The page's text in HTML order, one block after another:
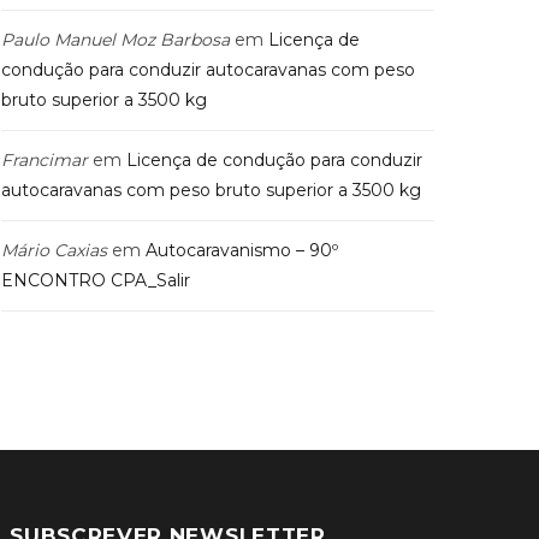
Paulo Manuel Moz Barbosaem Licença de
condução para conduzir autocaravanas com peso
bruto superior a 3500 kg
Francimarem Licença de condução para conduzir
autocaravanas com peso bruto superior a 3500 kg
Mário Caxiasem Autocaravanismo – 90º
ENCONTRO CPA_Salir